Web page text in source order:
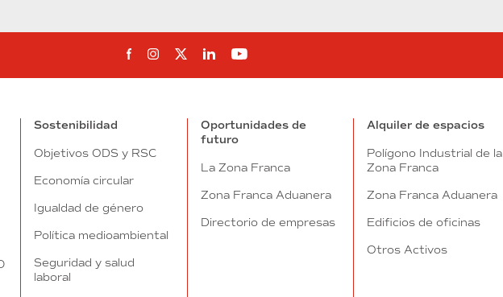
Síguenos en Facebook
Síguenos en Instagram
Síguenos en Twitter
Síguenos en Linkedin
Síguenos en Youtube
Sostenibilidad
Objetivos ODS y RSC
Economía circular
Igualdad de género
Política medioambiental
Seguridad y salud
laboral
Oportunidades de
futuro
La Zona Franca
Zona Franca Aduanera
Directorio de empresas
Alquiler de espacios
Polígono Industrial de la
Zona Franca
Zona Franca Aduanera
Edificios de oficinas
Otros Activos